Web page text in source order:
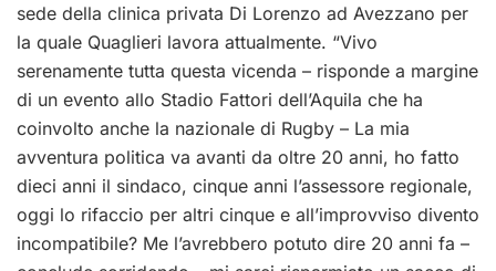
sede della clinica privata Di Lorenzo ad Avezzano per
la quale Quaglieri lavora attualmente. “Vivo
serenamente tutta questa vicenda – risponde a margine
di un evento allo Stadio Fattori dell’Aquila che ha
coinvolto anche la nazionale di Rugby – La mia
avventura politica va avanti da oltre 20 anni, ho fatto
dieci anni il sindaco, cinque anni l’assessore regionale,
oggi lo rifaccio per altri cinque e all’improvviso divento
incompatibile? Me l’avrebbero potuto dire 20 anni fa –